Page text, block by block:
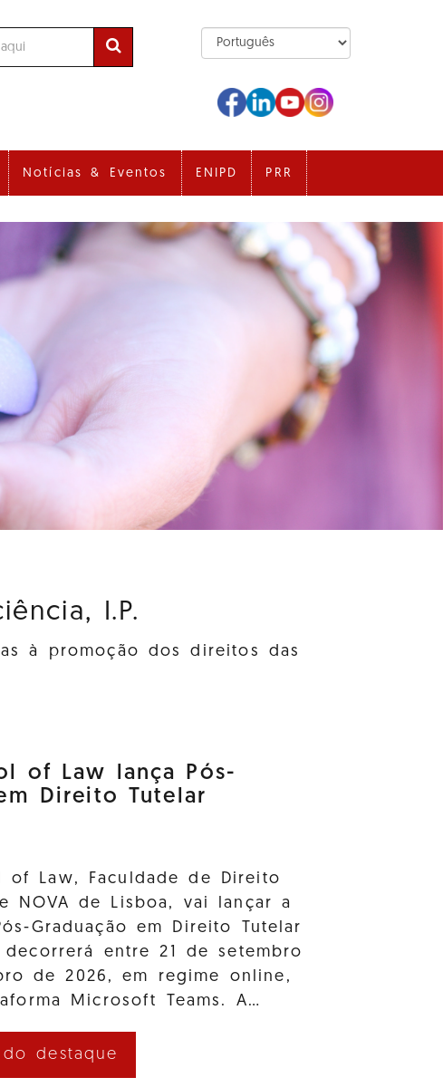
Notícias & Eventos ENIPD PRR
I.P.
à promoção dos direitos das
of Law lança Pós-
Direito Tutelar
of Law, Faculdade de Direito
NOVA de Lisboa, vai lançar a
Graduação em Direito Tutelar
decorrerá entre 21 de setembro
de 2026, em regime online,
Microsoft Teams. A…
destaque